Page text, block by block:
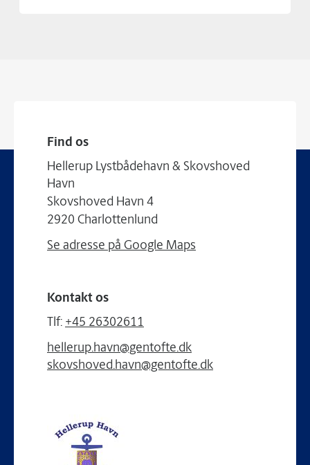
Find os
Hellerup Lystbådehavn & Skovshoved
Havn
Skovshoved Havn 4
2920 Charlottenlund
Se adresse på Google Maps
Kontakt os
Tlf: +45 26302611
hellerup.havn@gentofte.dk
skovshoved.havn@gentofte.dk